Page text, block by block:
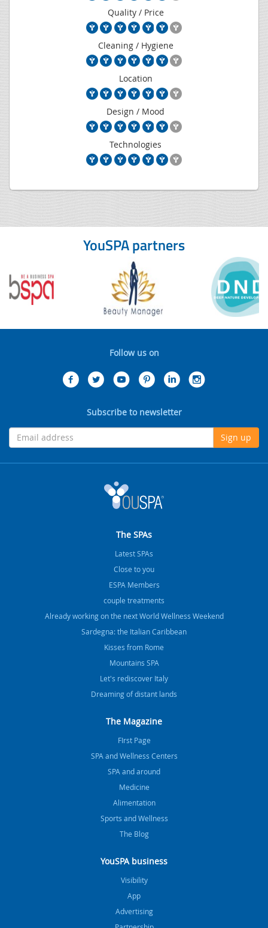
Quality / Price
Cleaning / Hygiene
Location
Design / Mood
Technologies
YouSPA partners
Follow us on
Subscribe to newsletter
Sign up
The SPAs
Latest SPAs
Close to you
ESPA Members
couple treatments
Already working on the next World Wellness Weekend
Sardegna: the Italian Caribbean
Kisses from Rome
Mountains SPA
Let's rediscover Italy
Dreaming of distant lands
The Magazine
FIrst Page
SPA and Wellness Centers
SPA and around
Medicine
Alimentation
Sports and Wellness
The Blog
YouSPA business
Visibility
App
Advertising